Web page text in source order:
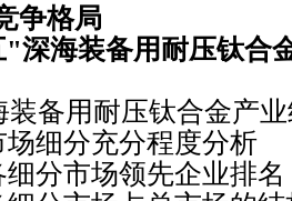
争格局
深海装备用耐压钛合
备用耐压钛合金产业
分充分程度分析
场领先企业排名